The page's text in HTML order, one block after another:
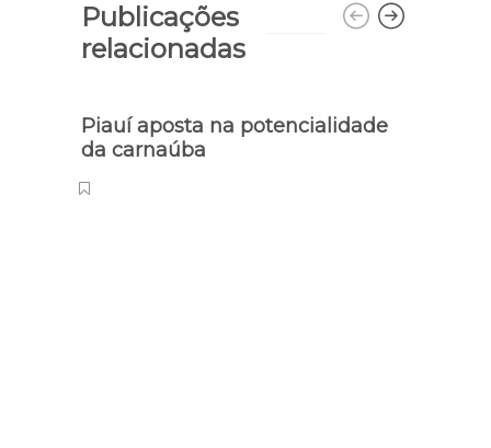
Publicações
relacionadas
Piauí aposta na potencialidade
da carnaúba